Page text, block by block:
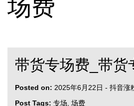
场费
带货专场费_带货
Posted on: 2025年6月22日 - 抖音涨
Post Tags: 专场 场费